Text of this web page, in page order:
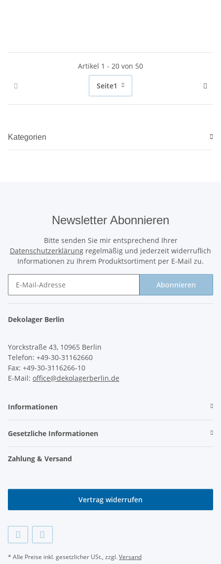
Artikel 1 - 20 von 50
Seite1
Kategorien
Newsletter Abonnieren
Bitte senden Sie mir entsprechend Ihrer
Datenschutzerklärung regelmäßig und jederzeit widerruflich
Informationen zu Ihrem Produktsortiment per E-Mail zu.
Abonnieren
Dekolager Berlin
Yorckstraße 43, 10965 Berlin
Telefon: +49-30-31162660
Fax: +49-30-3116266-10
E-Mail: office@dekolagerberlin.de
Informationen
Gesetzliche Informationen
Zahlung & Versand
Vertrag widerrufen
* Alle Preise inkl. gesetzlicher USt., zzgl.Versand